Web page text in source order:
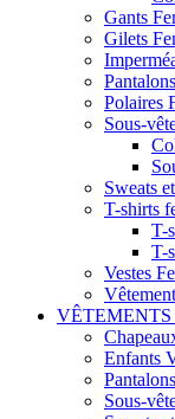
Gants
Gilets
Polaires
Sous-
Sweats
T-shirts
T-
T-
Vestes
VÊTEMENTS
Enfants
Sous-